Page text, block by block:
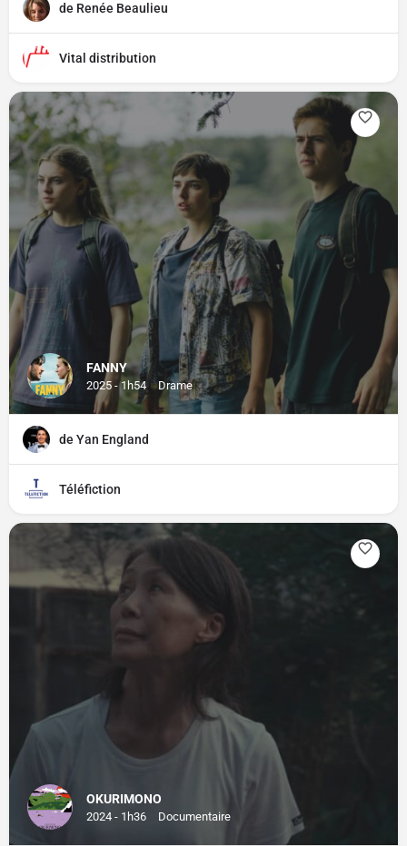
de Renée Beaulieu
Vital distribution
FANNY
2025 - 1h54 Drame
de Yan England
Téléfiction
OKURIMONO
2024 - 1h36 Documentaire